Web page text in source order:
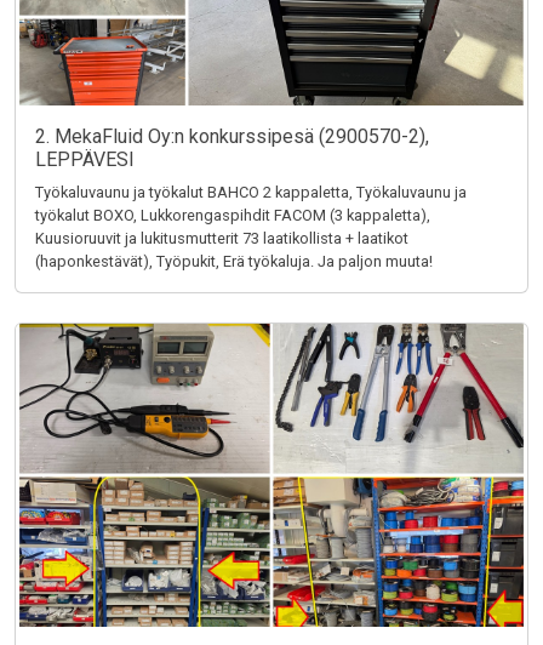
2. MekaFluid Oy:n konkurssipesä (2900570-2),
LEPPÄVESI
Työkaluvaunu ja työkalut BAHCO 2 kappaletta, Työkaluvaunu ja
työkalut BOXO, Lukkorengaspihdit FACOM (3 kappaletta),
Kuusioruuvit ja lukitusmutterit 73 laatikollista + laatikot
(haponkestävät), Työpukit, Erä työkaluja. Ja paljon muuta!